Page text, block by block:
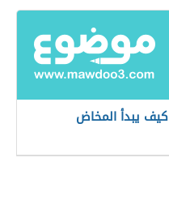
كيف يبدأ المخاض